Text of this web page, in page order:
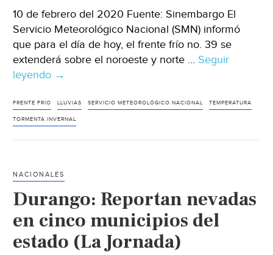
10 de febrero del 2020 Fuente: Sinembargo El
Servicio Meteorológico Nacional (SMN) informó
que para el día de hoy, el frente frío no. 39 se
extenderá sobre el noroeste y norte … Seguir
leyendo México:
frente
frío
por
el
noroeste
y
norte
→
FRENTE FRÍO LLUVIAS SERVICIO METEOROLÓGICO NACIONAL TEMPERATURA
TORMENTA INVERNAL
NACIONALES
Durango: Reportan nevadas
en cinco municipios del
estado (La Jornada)